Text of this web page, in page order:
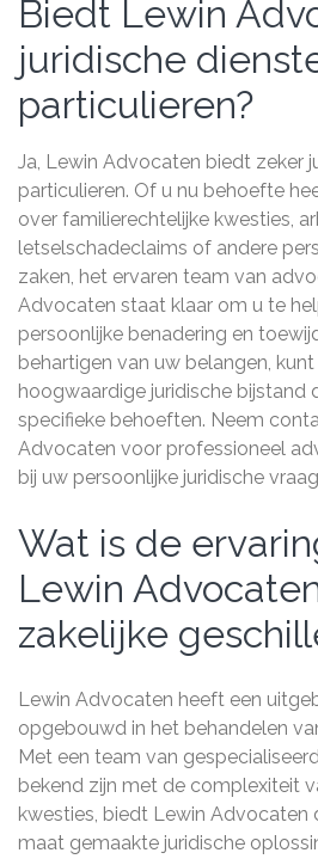
Biedt Lewin
juridische
particulieren?
Ja, Lewin Advocaten biedt zeker
particulieren. Of u nu behoefte
over familierechtelijke kwesties,
letselschadeclaims of andere
zaken, het ervaren team van
Advocaten staat klaar om u te
persoonlijke benadering en
behartigen van uw belangen,
hoogwaardige juridische bijstand
specifieke behoeften. Neem
Advocaten voor professioneel
bij uw persoonlijke juridische
Wat is de
Lewin
zakelijke
Lewin Advocaten heeft een
opgebouwd in het behandelen
Met een team van
bekend zijn met de complexiteit
kwesties, biedt Lewin Advocaten
maat gemaakte juridische